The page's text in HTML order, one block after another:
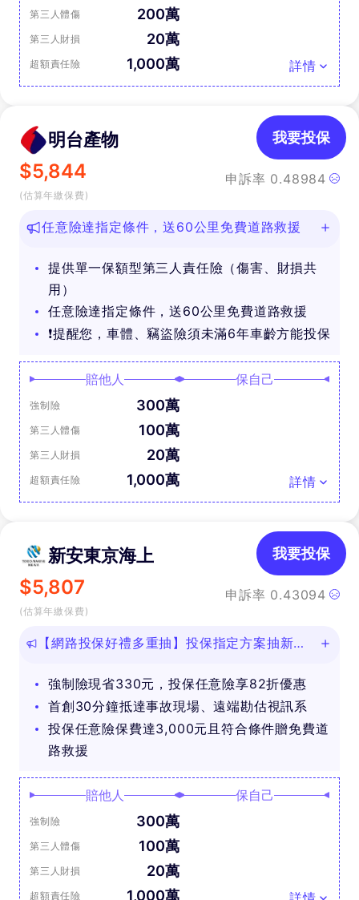
第三人體傷 200萬
第三人財損 20萬
超額責任險 1,000萬 詳情
明台產物
$5,844
(估算年繳保費)
申訴率 0.48984
我要投保
任意險達指定條件，送60公里免費道路救援
提供單一保額型第三人責任險（傷害、財損共
用）
任意險達指定條件，送60公里免費道路救援
❗提醒您，車體、竊盜險須未滿6年車齡方能投保
賠他人
強制險 300萬
第三人體傷 100萬
第三人財損 20萬
超額責任險 1,000萬
保自己
詳情
新安東京海上
$5,807
(估算年繳保費)
申訴率 0.43094
我要投保
【網路投保好禮多重抽】投保指定方案抽新款
強制險現省330元，投保任意險享82折優惠
首創30分鐘抵達事故現場、遠端勘估視訊系
投保任意險保費達3,000元且符合條件贈免費道
路救援
賠他人
強制險 300萬
第三人體傷 100萬
第三人財損 20萬
超額責任險 1,000萬
保自己